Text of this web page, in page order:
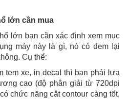
lớn cần mua
lớn bạn cần xác định xem mục
máy này là gì, nó có đem lại
Cụ thể:
tem xe, in decal thì bạn phải lựa
cao (độ phân giải từ 720dpi
chức năng cắt contour càng tốt,